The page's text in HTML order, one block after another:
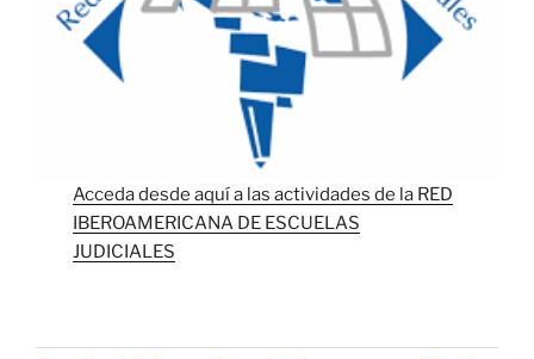
Acceda desde aquí a las actividades de la RED
IBEROAMERICANA DE ESCUELAS
JUDICIALES